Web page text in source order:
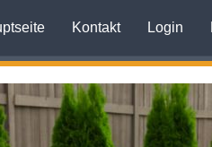
Kontakt Login